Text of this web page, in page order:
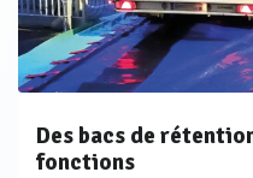
Des bacs de
fonctions